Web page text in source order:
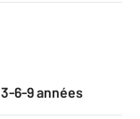
3-6-9 années